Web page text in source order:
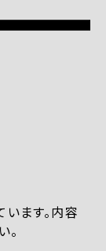
ます。内容
。